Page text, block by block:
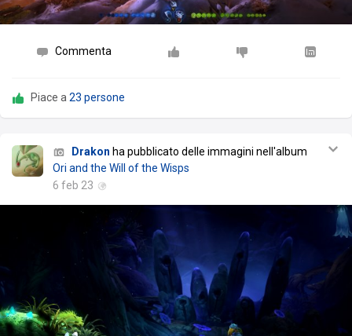
Commenta
Piace a23 persone
Drakon ha pubblicato delle immagini nell'album
Ori and the Will of the Wisps
6 feb 23